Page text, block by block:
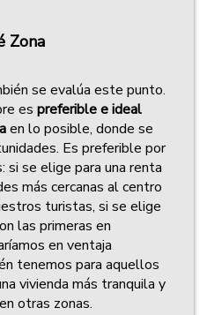
Zona
se evalúa este punto.
es preferible e ideal
en lo posible, donde se
Es preferible por
si se elige para una renta
más cercanas al centro
turistas, si se elige
las primeras en
en ventaja
tenemos para aquellos
vivienda más tranquila y
otras zonas.